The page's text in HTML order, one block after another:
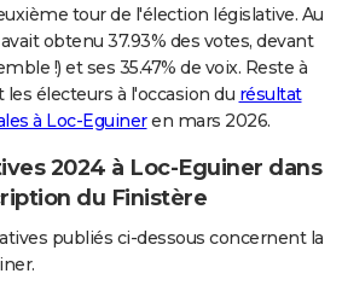
tour de l'élection législative. Au
obtenu 37.93% des votes, devant
!) et ses 35.47% de voix. Reste à
électeurs à l'occasion du résultat
à Loc-Eguineren mars 2026.
2024 à Loc-Eguiner dans
du Finistère
publiés ci-dessous concernent la